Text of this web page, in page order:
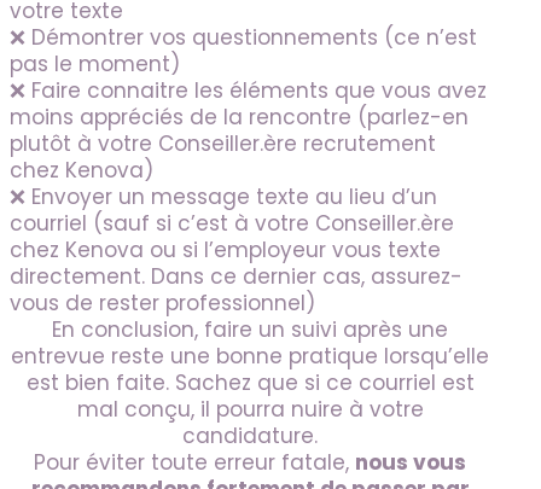
votre texte
❌ Démontrer vos questionnements (ce n’est
pas le moment)
❌ Faire connaitre les éléments que vous avez
moins appréciés de la rencontre (parlez-en
plutôt à votre Conseiller.ère recrutement
chez Kenova)
❌ Envoyer un message texte au lieu d’un
courriel (sauf si c’est à votre Conseiller.ère
chez Kenova ou si l’employeur vous texte
directement. Dans ce dernier cas, assurez-
vous de rester professionnel)
En conclusion, faire un suivi après une
entrevue reste une bonne pratique lorsqu’elle
est bien faite. Sachez que si ce courriel est
mal conçu, il pourra nuire à votre
candidature.
Pour éviter toute erreur fatale, nous vous